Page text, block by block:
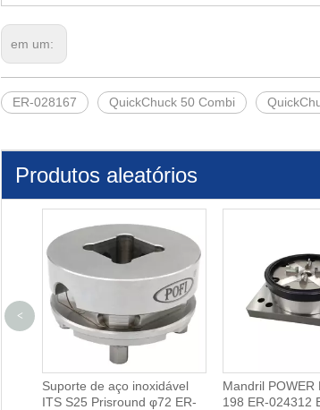
em um:
ER-028167 QuickChuck 50 Combi
Produtos aleatórios
Suporte de aço inoxidável
ITS S25 Prisround φ72 ER-
Mandril POWER
198 ER-024312
<